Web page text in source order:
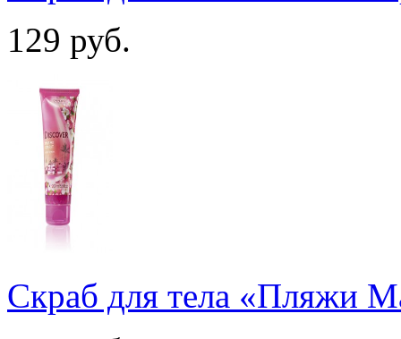
129 руб.
Скраб для тела «Пляжи